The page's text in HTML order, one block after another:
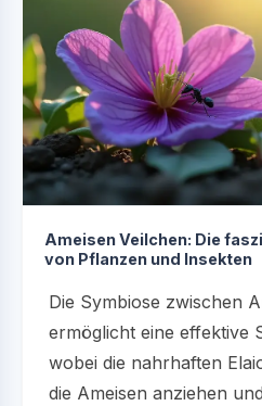
Ameisen Veilchen: Die
von Pflanzen und Insekten
Die Symbiose zwischen
ermöglicht eine effektive
wobei die nahrhaften
die Ameisen anziehen